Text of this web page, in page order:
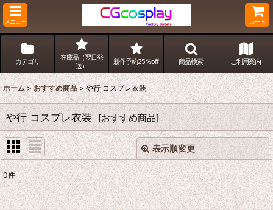
メニュー カート
カテゴリ
在庫品（翌日発
送）
新作予約25％off 商品検索 ご利用案内
ホーム > おすすめ商品 > や行 コスプレ衣装
や行 コスプレ衣装 [おすすめ商品]
表示順変更
サブカテゴリ:
閉じる
0件